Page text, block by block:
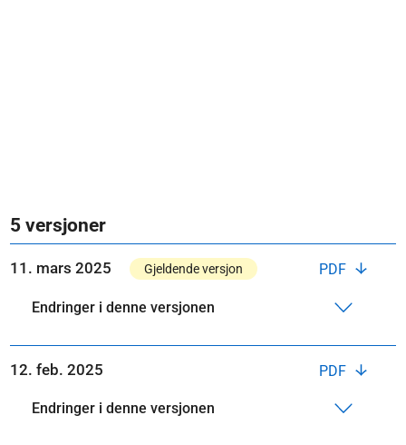
5 versjoner
PDF
11. mars 2025 Gjeldende versjon
Endringer i denne versjonen
PDF
12. feb. 2025
Endringer i denne versjonen